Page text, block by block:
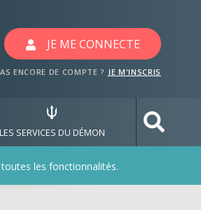
sanef1077
JE ME CONNECTE
ENCORE DE COMPTE ? JE M'INSCRIS
LES SERVICES DU DÉMON
les fonctionnalités.